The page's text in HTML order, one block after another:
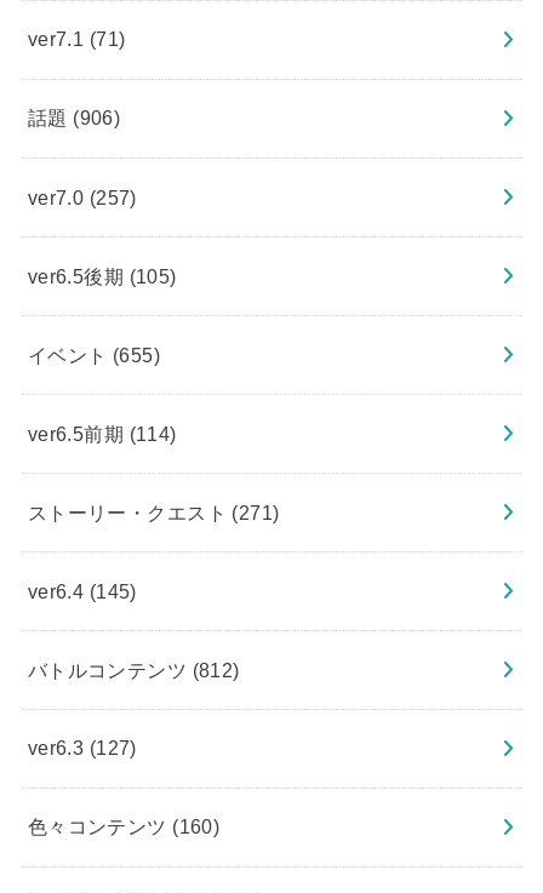
ver7.1 (71)
話題 (906)
ver7.0 (257)
ver6.5後期 (105)
イベント (655)
ver6.5前期 (114)
ストーリー・クエスト (271)
ver6.4 (145)
バトルコンテンツ (812)
ver6.3 (127)
色々コンテンツ (160)